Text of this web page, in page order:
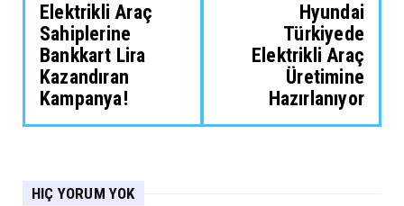
Elektrikli Araç
Sahiplerine
Bankkart Lira
Kazandıran
Kampanya!
Hyundai
Türkiyede
Elektrikli Araç
Üretimine
Hazırlanıyor
HIÇ YORUM YOK